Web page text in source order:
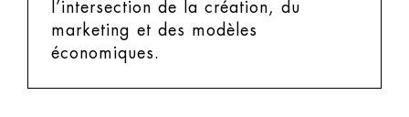
l’intersection de la création, du
marketing et des modèles
économiques.